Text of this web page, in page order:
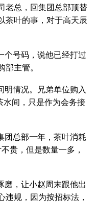
老总，回集团总部顶替
茶叶的事，对于高天辰
个号码，说他已经打过
部主管。
明情况。兄弟单位购入
水间，只是作为会务接
团总部一年，茶叶消耗
贵，但是数量一多，
磨，让小赵周末跟他出
违规，因为按招标法，